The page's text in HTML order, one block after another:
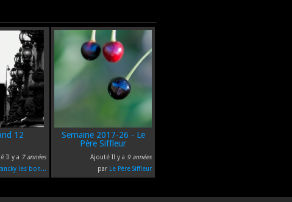
12
Il y a 7 années
les bon...
Semaine 2017-26 - Le
Père Siffleur
Ajouté Il y a 9 années
par Le Père Siffleur